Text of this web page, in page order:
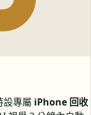
設專屬 iPhone 回收